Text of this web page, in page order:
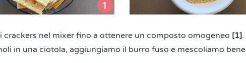
crackers nel mixer fino a ottenere un composto omogeneo [1].
in una ciotola, aggiungiamo il burro fuso e mescoliamo bene